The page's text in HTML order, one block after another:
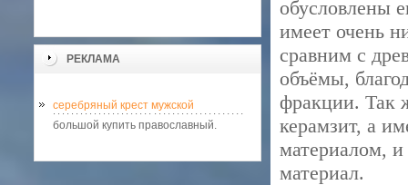
РЕКЛАМА
серебряный крест мужской
большой купить православный.
обусловлены
имеет очень
сравним с
объёмы,
фракции. Так
керамзит, а
материалом, и
материал.